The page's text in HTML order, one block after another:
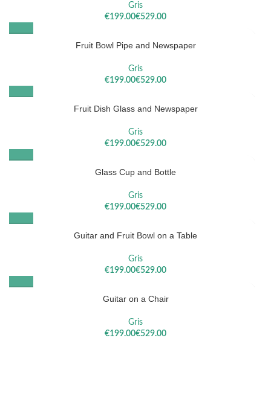
Gris
€
€
Fruit Bowl Pipe and Newspaper
Gris
€
€
Fruit Dish Glass and Newspaper
Gris
€
€
Glass Cup and Bottle
Gris
€
€
Guitar and Fruit Bowl on a Table
Gris
€
€
Guitar on a Chair
Gris
€
€